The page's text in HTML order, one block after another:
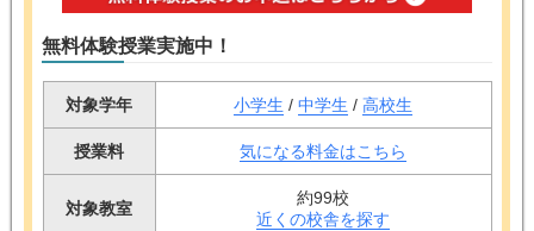
無料体験授業実施中！
対象学年 小学生 / 中学生 / 高校生
授業料 気になる料金はこちら
対象教室
約99校
近くの校舎を探す